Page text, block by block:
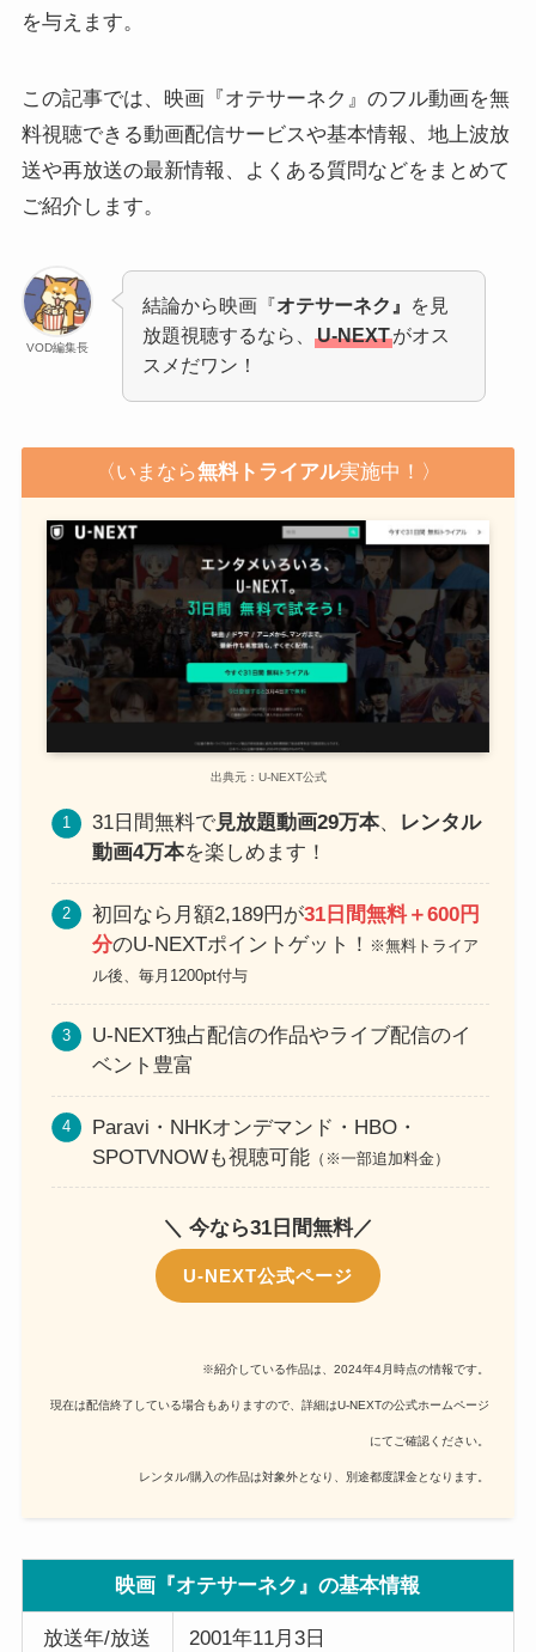
を与えます。
この記事では、映画『オテサーネク』のフル動画を無
料視聴できる動画配信サービスや基本情報、地上波放
送や再放送の最新情報、よくある質問などをまとめて
ご紹介します。
VOD編集長
結論から映画『オテサーネク』
を見
放題視聴するなら、U-NEXTがオス
スメだワン！
〈いまなら無料トライアル実施中！〉
出典元：U-NEXT公式
31日間無料で見放題動画29万本、 レンタル
動画4万本を楽しめます！
初回なら月額2,189円が31日間無料＋600円
分のU-NEXTポイントゲット！ ※無料トライア
ル後、毎月1200pt付与
U-NEXT独占配信の作品やライブ配信のイ
ベント豊富
Paravi・NHKオンデマンド・HBO・
SPOTVNOWも視聴可能 （※一部追加料金）
＼ 今なら31日間無料／
U-NEXT公式ページ
※紹介している作品は、2024年4月時点の情報です。
現在は配信終了している場合もありますので、詳細はU-NEXTの公式ホームページ
にてご確認ください。
レンタル/購入の作品は対象外となり、別途都度課金となります。
映画『オテサーネク』の基本情報
放送年/放送
2001年11月3日